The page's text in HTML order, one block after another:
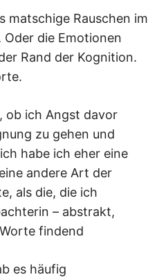
matschige Rauschen im
die Emotionen
Rand der Kognition.
ob ich Angst davor
zu gehen und
habe ich eher eine
andere Art der
als die, die ich
– abstrakt,
findend
es häufig